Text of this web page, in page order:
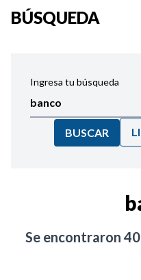
BÚSQUEDA
Ingresa tu búsqueda
BUSCAR
Se encontraron